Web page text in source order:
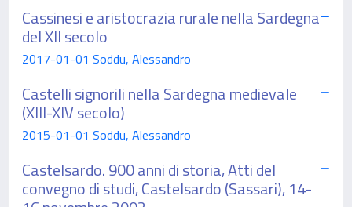
Cassinesi e aristocrazia rurale nella Sardegna
del XII secolo
2017-01-01 Soddu, Alessandro
Castelli signorili nella Sardegna medievale
(XIII-XIV secolo)
2015-01-01 Soddu, Alessandro
Castelsardo. 900 anni di storia, Atti del
convegno di studi, Castelsardo (Sassari), 14-